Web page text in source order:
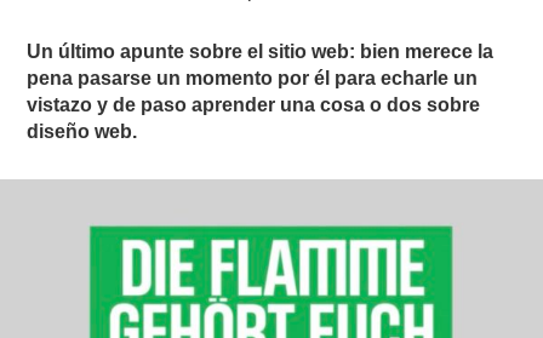
Un último apunte sobre el sitio web: bien merece la
pena pasarse un momento por él para echarle un
vistazo y de paso aprender una cosa o dos sobre
diseño web.